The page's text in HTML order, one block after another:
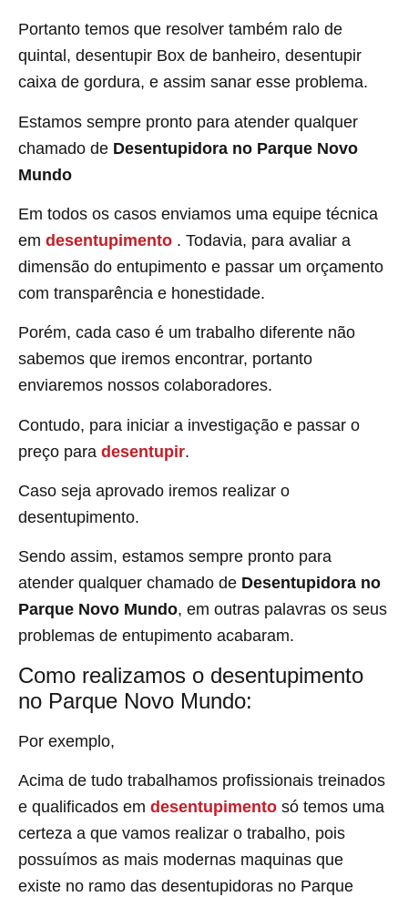
Portanto temos que resolver também ralo de
quintal, desentupir Box de banheiro, desentupir
caixa de gordura, e assim sanar esse problema.
Estamos sempre pronto para atender qualquer
chamado de Desentupidora no Parque Novo
Mundo
Em todos os casos enviamos uma equipe técnica
em desentupimento . Todavia, para avaliar a
dimensão do entupimento e passar um orçamento
com transparência e honestidade.
Porém, cada caso é um trabalho diferente não
sabemos que iremos encontrar, portanto
enviaremos nossos colaboradores.
Contudo, para iniciar a investigação e passar o
preço para desentupir.
Caso seja aprovado iremos realizar o
desentupimento.
Sendo assim, estamos sempre pronto para
atender qualquer chamado de Desentupidora no
Parque Novo Mundo, em outras palavras os seus
problemas de entupimento acabaram.
Como realizamos o desentupimento
no Parque Novo Mundo:
Por exemplo,
Acima de tudo trabalhamos profissionais treinados
e qualificados em desentupimento só temos uma
certeza a que vamos realizar o trabalho, pois
possuímos as mais modernas maquinas que
existe no ramo das desentupidoras no Parque